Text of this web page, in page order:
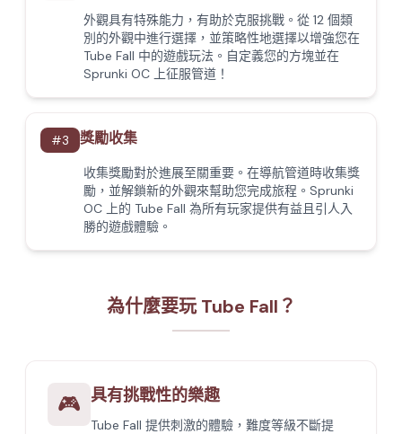
外觀具有特殊能力，有助於克服挑戰。從 12 個類
別的外觀中進行選擇，並策略性地選擇以增強您在
Tube Fall 中的遊戲玩法。自定義您的方塊並在
Sprunki OC 上征服管道！
#3 獎勵收集
收集獎勵對於進展至關重要。在導航管道時收集獎
勵，並解鎖新的外觀來幫助您完成旅程。Sprunki
OC 上的 Tube Fall 為所有玩家提供有益且引人入
勝的遊戲體驗。
為什麼要玩 Tube Fall？
🎮 具有挑戰性的樂趣
Tube Fall 提供刺激的體驗，難度等級不斷提